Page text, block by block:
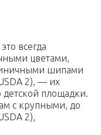
всегда
цветами,
шипами
2), — их
детской площадки.
с крупными, до
2),